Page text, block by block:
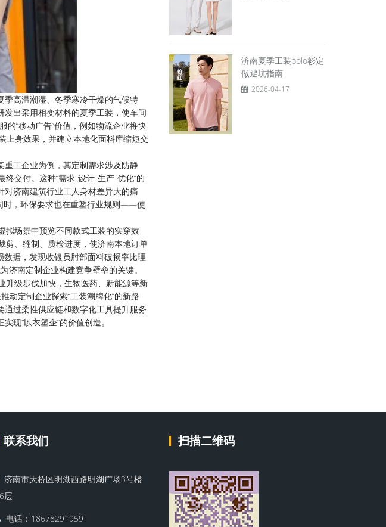
高温潮湿、冬季寒冷干燥的气候特
出采用相变材料的夏季工装，使车间
“移动广告”价值，例如物流企业将快
上身效果，并建立本地化面料库缩短交
工企业为例，其定制需求涉及防静
交付。这种“需求-设计-生产-优化”的
济南建筑行业工人身材差异大的痛
时，环保要求也在重塑行业规则——使
拟场景中预览不同款式工装的实穿效
剪、缝制、质检进度，使济南本地订单
据，发现收银员肘部面料破损率比理
济南定制企业构建竞争壁垒的关键。
升级步伐加快，生物医药、新能源等新
动定制企业探索“工装潮牌化”的新路
过柔性供应链和数字化工具提升服务
现“以衣塑企”的价值创造。
济南夏季工装polo衫定
做避坑指南
2026-04-17
联系我们
济南市天桥区明湖西路明湖广场3号楼
层
电话：18678291959
扫描二维码